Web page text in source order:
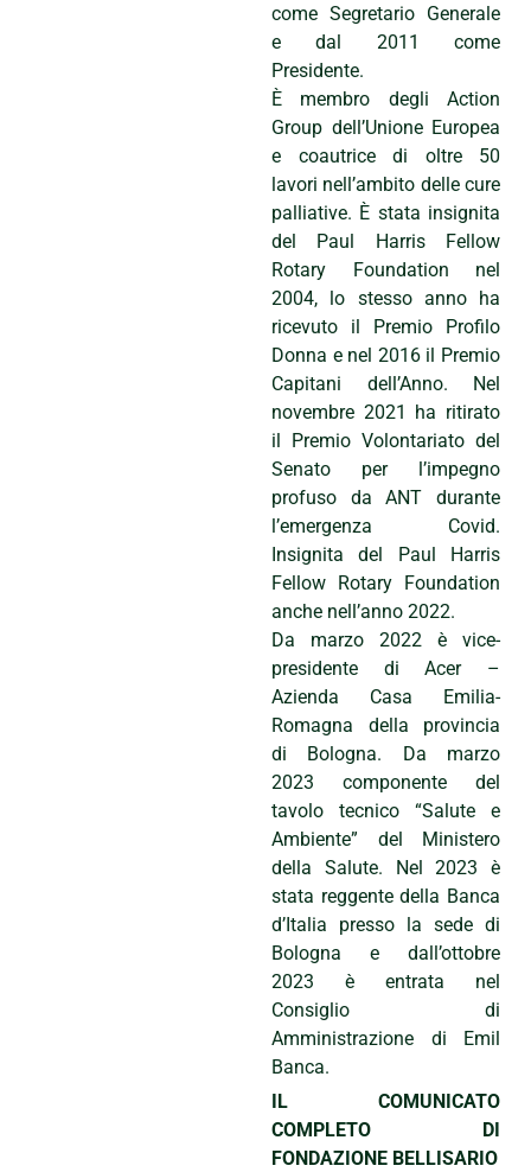
come Segretario Generale
e dal 2011 come
Presidente.
È membro degli Action
Group dell’Unione Europea
e coautrice di oltre 50
lavori nell’ambito delle cure
palliative. È stata insignita
del Paul Harris Fellow
Rotary Foundation nel
2004, lo stesso anno ha
ricevuto il Premio Profilo
Donna e nel 2016 il Premio
Capitani dell’Anno. Nel
novembre 2021 ha ritirato
il Premio Volontariato del
Senato per l’impegno
profuso da ANT durante
l’emergenza Covid.
Insignita del Paul Harris
Fellow Rotary Foundation
anche nell’anno 2022.
Da marzo 2022 è vice-
presidente di Acer –
Azienda Casa Emilia-
Romagna della provincia
di Bologna. Da marzo
2023 componente del
tavolo tecnico “Salute e
Ambiente” del Ministero
della Salute. Nel 2023 è
stata reggente della Banca
d’Italia presso la sede di
Bologna e dall’ottobre
2023 è entrata nel
Consiglio di
Amministrazione di Emil
Banca.
IL COMUNICATO
COMPLETO DI
FONDAZIONE BELLISARIO